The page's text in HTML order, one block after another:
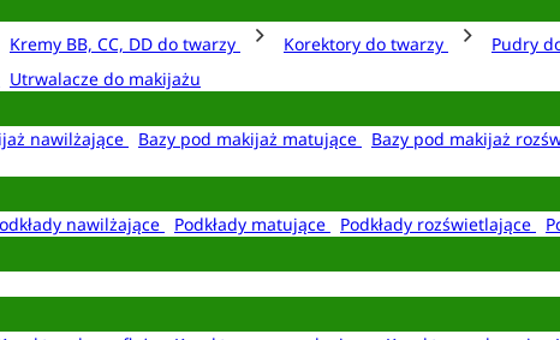
Kremy BB, CC, DD do twarzy Korektory do twarzy Pudry
Utrwalacze do makijażu
nawilżające Bazy pod makijaż matujące Bazy pod makijaż
nawilżające Podkłady matujące Podkłady rozświetlające